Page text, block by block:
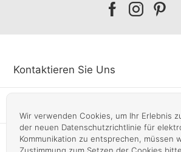
Wir verwenden Cookies, um Ihr Erlebnis
der neuen Datenschutzrichtlinie für
Kommunikation zu entsprechen, müssen
Our
Our
Our
Kontaktieren Sie Uns
Infos